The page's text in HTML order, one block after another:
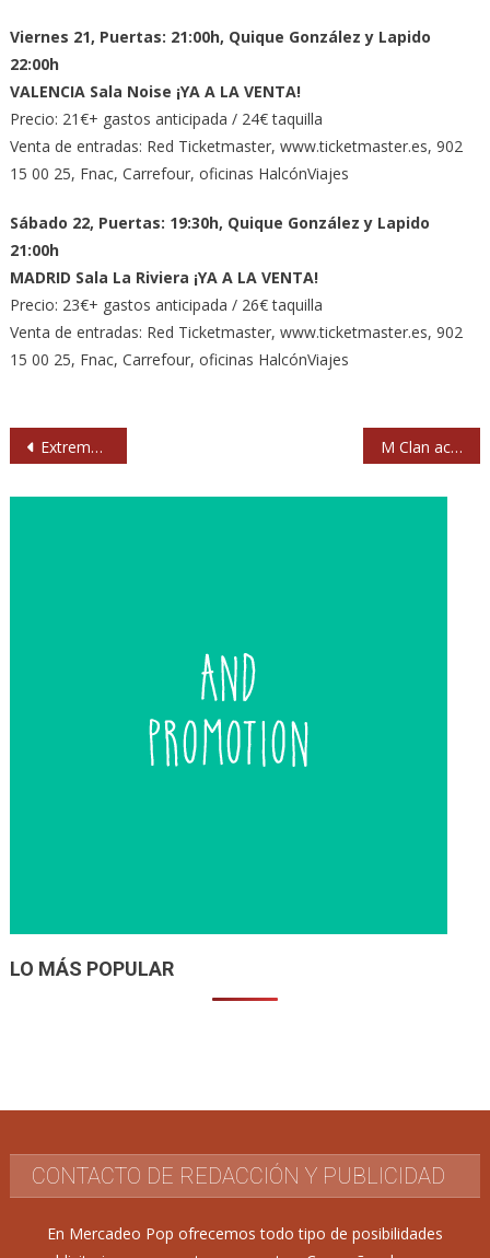
Viernes 21, Puertas: 21:00h, Quique González y Lapido
22:00h
VALENCIA Sala Noise ¡YA A LA VENTA!
Precio: 21€+ gastos anticipada / 24€ taquilla
Venta de entradas: Red Ticketmaster, www.ticketmaster.es, 902
15 00 25, Fnac, Carrefour, oficinas HalcónViajes
Sábado 22, Puertas: 19:30h, Quique González y Lapido
21:00h
MADRID Sala La Riviera ¡YA A LA VENTA!
Precio: 23€+ gastos anticipada / 26€ taquilla
Venta de entradas: Red Ticketmaster, www.ticketmaster.es, 902
15 00 25, Fnac, Carrefour, oficinas HalcónViajes
Navegación
Extremoduro traslada su concierto de Leganés a Rivas M Clan actuarán el 23 de diciembre en el Palacio de los Deportes de Madrid
LO MÁS POPULAR
CONTACTO DE REDACCIÓN Y PUBLICIDAD
En Mercadeo Pop ofrecemos todo tipo de posibilidades